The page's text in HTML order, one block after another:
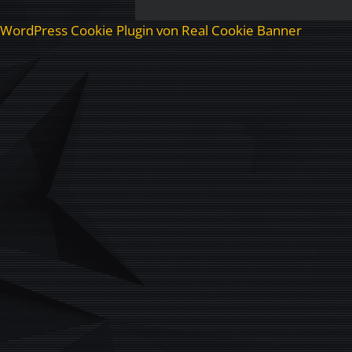
WordPress Cookie Plugin von Real Cookie Banner